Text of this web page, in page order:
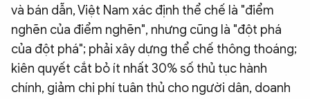
và bán dẫn, Việt Nam xác định thể chế là "điểm
nghẽn của điểm nghẽn", nhưng cũng là "đột phá
của đột phá"; phải xây dựng thể chế thông thoáng;
kiên quyết cắt bỏ ít nhất 30% số thủ tục hành
chính, giảm chi phí tuân thủ cho người dân, doanh